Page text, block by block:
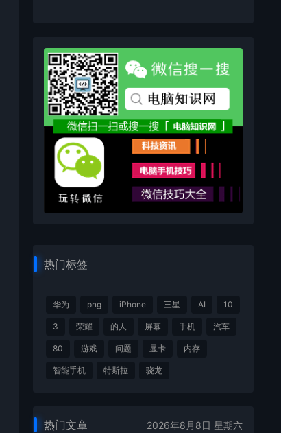
热门标签
华为 png iPhone 三星 AI 10
3 荣耀 的人 屏幕 手机 汽车
80 游戏 问题 显卡 内存
智能手机 特斯拉 骁龙
热门文章 2026年8月8日 星期六